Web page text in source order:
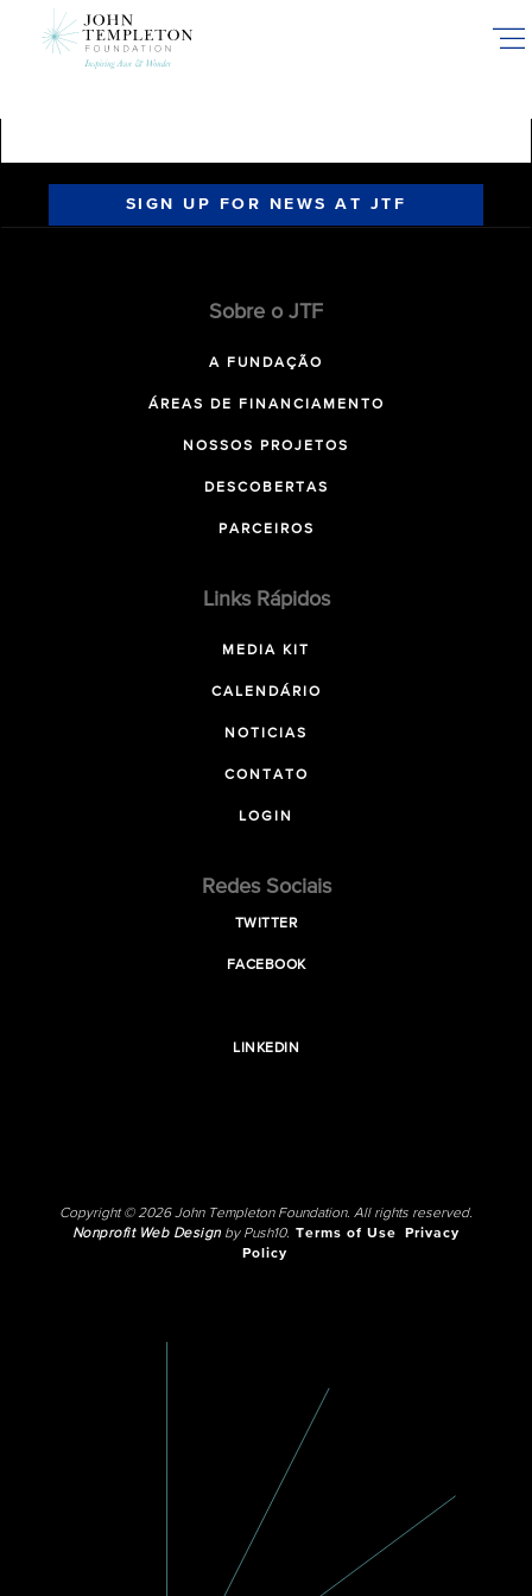
SIGN UP FOR NEWS AT JTF
Sobre o JTF
A FUNDAÇÃO
ÁREAS DE FINANCIAMENTO
NOSSOS PROJETOS
DESCOBERTAS
PARCEIROS
Links Rápidos
MEDIA KIT
CALENDÁRIO
NOTICIAS
CONTATO
LOGIN
Redes Sociais
TWITTER
FACEBOOK
LINKEDIN
Copyright © 2026 John Templeton Foundation. All rights reserved.
Nonprofit Web Designby Push10. Terms of Use
Privacy
Policy